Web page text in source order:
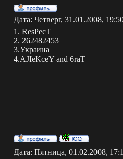
Дата: Четверг, 31.01.2008,
1. ResPecT
2. 262482453
3.Украина
4.AJIeKceY and 6raT
Дата: Пятница, 01.02.2008,